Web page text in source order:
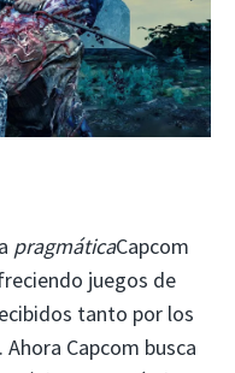
pragmáticaCapcom
juegos de
tanto por los
Capcom busca